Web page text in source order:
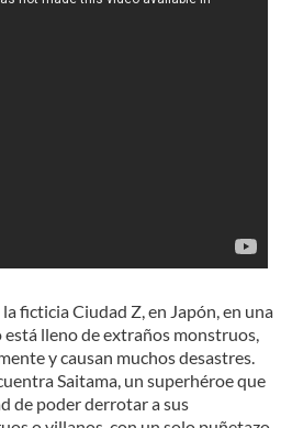
ficticia Ciudad Z, en Japón, en una
está lleno de extraños monstruos,
y causan muchos desastres.
Saitama, un superhéroe que
de poder derrotar a sus